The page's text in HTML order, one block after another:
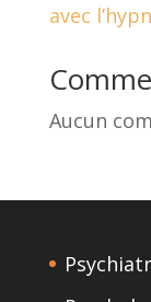
avec
Aucun